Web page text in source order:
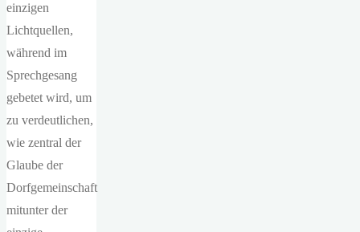
einzigen
Lichtquellen,
während im
Sprechgesang
gebetet wird, um
zu verdeutlichen,
wie zentral der
Glaube der
Dorfgemeinschaft
mitunter der